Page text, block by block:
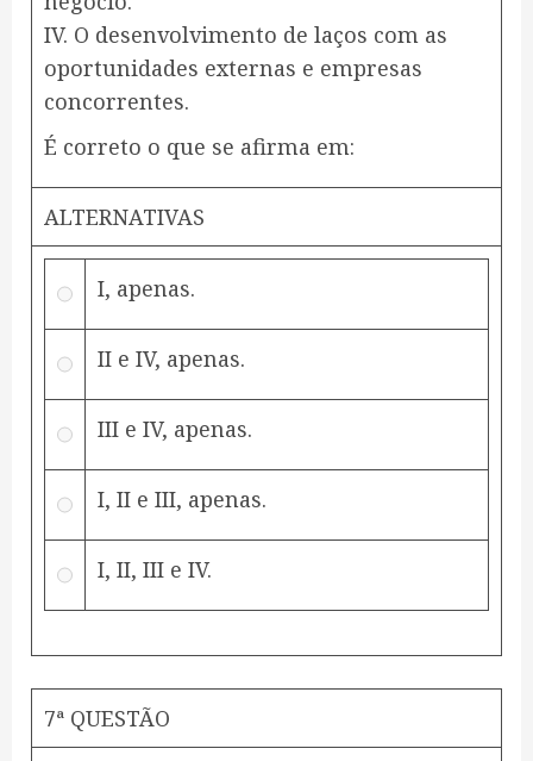
IV. O desenvolvimento de laços com as
oportunidades externas e empresas
concorrentes.
​É correto o que se afirma em:
ALTERNATIVAS
I, apenas.
II e IV, apenas.
III e IV, apenas.
I, II e III, apenas.
I, II, III e IV.
7ª QUESTÃO